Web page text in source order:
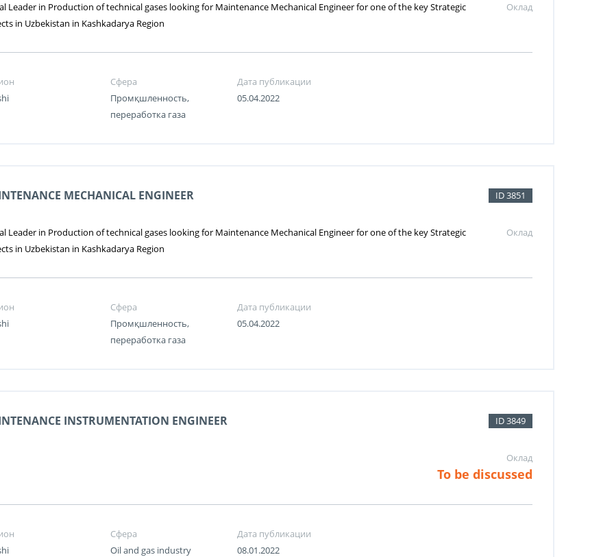
Leader in Production of technical gases looking for Maintenance Mechanical Engineer for one of the key Strategic
in Uzbekistan in Kashkadarya Region
Оклад
Сфера
Дата публикации
Промқшленность,
переработка газа
05.04.2022
MECHANICAL ENGINEER ID 3851
Leader in Production of technical gases looking for Maintenance Mechanical Engineer for one of the key Strategic
in Uzbekistan in Kashkadarya Region
Оклад
Сфера
Дата публикации
Промқшленность,
переработка газа
05.04.2022
INSTRUMENTATION ENGINEER ID 3849
Оклад
To be discussed
Сфера
Дата публикации
Oil and gas industry 08.01.2022